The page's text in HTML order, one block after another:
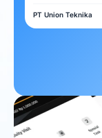
PT Union Teknika